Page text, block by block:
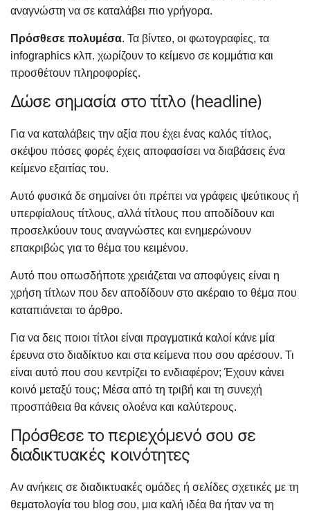
αναγνώστη να σε καταλάβει πιο γρήγορα.
Πρόσθεσε πολυμέσα. Τα βίντεο, οι φωτογραφίες, τα
infographics κλπ. χωρίζουν το κείμενο σε κομμάτια και
προσθέτουν πληροφορίες.
Δώσε σημασία στο τίτλο (headline)
Για να καταλάβεις την αξία που έχει ένας καλός τίτλος,
σκέψου πόσες φορές έχεις αποφασίσει να διαβάσεις ένα
κείμενο εξαιτίας του.
Αυτό φυσικά δε σημαίνει ότι πρέπει να γράφεις ψεύτικους ή
υπερφίαλους τίτλους, αλλά τίτλους που αποδίδουν και
προσελκύουν τους αναγνώστες και ενημερώνουν
επακριβώς για το θέμα του κειμένου.
Αυτό που οπωσδήποτε χρειάζεται να αποφύγεις είναι η
χρήση τίτλων που δεν αποδίδουν στο ακέραιο το θέμα που
καταπιάνεται το άρθρο.
Για να δεις ποιοι τίτλοι είναι πραγματικά καλοί κάνε μία
έρευνα στο διαδίκτυο και στα κείμενα που σου αρέσουν. Τι
είναι αυτό που σου κεντρίζει το ενδιαφέρον; Έχουν κάνει
κοινό μεταξύ τους; Μέσα από τη τριβή και τη συνεχή
προσπάθεια θα κάνεις ολοένα και καλύτερους.
Πρόσθεσε το περιεχόμενό σου σε
διαδικτυακές κοινότητες
Αν ανήκεις σε διαδικτυακές ομάδες ή σελίδες σχετικές με τη
θεματολογία του blog σου, μια καλή ιδέα θα ήταν να τη